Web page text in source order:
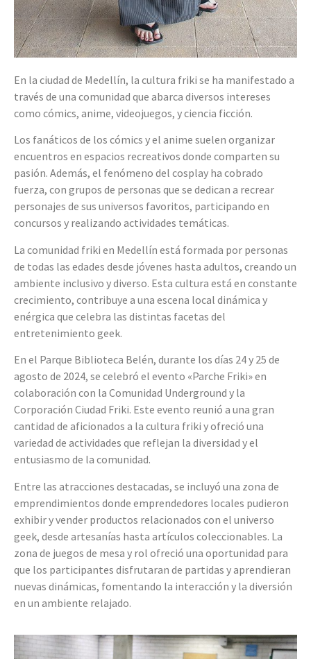
En la ciudad de Medellín, la cultura friki se ha manifestado a
través de una comunidad que abarca diversos intereses
como cómics, anime, videojuegos, y ciencia ficción.
Los fanáticos de los cómics y el anime suelen organizar
encuentros en espacios recreativos donde comparten su
pasión. Además, el fenómeno del cosplay ha cobrado
fuerza, con grupos de personas que se dedican a recrear
personajes de sus universos favoritos, participando en
concursos y realizando actividades temáticas.
La comunidad friki en Medellín está formada por personas
de todas las edades desde jóvenes hasta adultos, creando un
ambiente inclusivo y diverso. Esta cultura está en constante
crecimiento, contribuye a una escena local dinámica y
enérgica que celebra las distintas facetas del
entretenimiento geek.
En el Parque Biblioteca Belén, durante los días 24 y 25 de
agosto de 2024, se celebró el evento «Parche Friki» en
colaboración con la Comunidad Underground y la
Corporación Ciudad Friki. Este evento reunió a una gran
cantidad de aficionados a la cultura friki y ofreció una
variedad de actividades que reflejan la diversidad y el
entusiasmo de la comunidad.
Entre las atracciones destacadas, se incluyó una zona de
emprendimientos donde emprendedores locales pudieron
exhibir y vender productos relacionados con el universo
geek, desde artesanías hasta artículos coleccionables. La
zona de juegos de mesa y rol ofreció una oportunidad para
que los participantes disfrutaran de partidas y aprendieran
nuevas dinámicas, fomentando la interacción y la diversión
en un ambiente relajado.